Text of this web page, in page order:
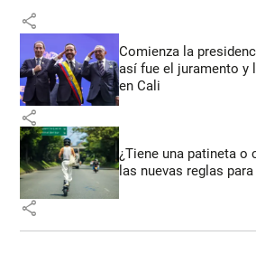
share
Comienza la
así fue el juramento y
en Cali
share
¿Tiene una patineta o
las nuevas reglas
share